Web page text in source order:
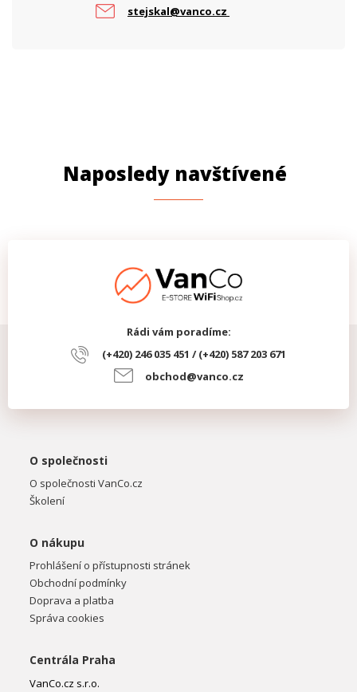
stejskal@vanco.cz
Naposledy navštívené
Rádi vám poradíme:
(+420) 246 035 451 / (+420) 587 203 671
obchod@vanco.cz
O společnosti
O společnosti VanCo.cz
Školení
O nákupu
Prohlášení o přístupnosti stránek
Obchodní podmínky
Doprava a platba
Správa cookies
Centrála Praha
VanCo.cz s.r.o.